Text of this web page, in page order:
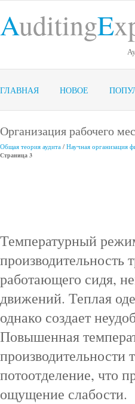
AuditingE
ГЛАВНАЯ НОВОЕ
Организация рабочего
Общая теория аудита / Научная организация
Страница 3
Температурный
производительность
работающего сидя,
движений. Теплая
однако создает
Повышенная
производительности
потоотделение, что
ощущение слабости.